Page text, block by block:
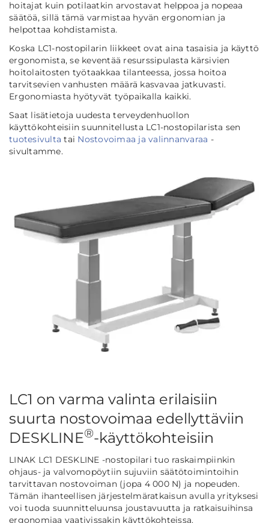
hoitajat kuin potilaatkin arvostavat helppoa ja nopeaa
säätöä, sillä tämä varmistaa hyvän ergonomian ja
helpottaa kohdistamista.
Koska LC1-nostopilarin liikkeet ovat aina tasaisia ja käyttö
ergonomista, se keventää resurssipulasta kärsivien
hoitolaitosten työtaakkaa tilanteessa, jossa hoitoa
tarvitsevien vanhusten määrä kasvavaa jatkuvasti.
Ergonomiasta hyötyvät työpaikalla kaikki.
Saat lisätietoja uudesta terveydenhuollon
käyttökohteisiin suunnitellusta LC1-nostopilarista sen
tuotesivulta tai Nostovoimaa ja valinnanvaraa -
sivultamme.
LC1 on varma valinta erilaisiin
suurta nostovoimaa edellyttäviin
DESKLINE®-käyttökohteisiin
LINAK LC1 DESKLINE -nostopilari tuo raskaimpiinkin
ohjaus- ja valvomopöytiin sujuviin säätötoimintoihin
tarvittavan nostovoiman (jopa 4 000 N) ja nopeuden.
Tämän ihanteellisen järjestelmäratkaisun avulla yrityksesi
voi tuoda suunnitteluunsa joustavuutta ja ratkaisuihinsa
ergonomiaa vaativissakin käyttökohteissa.